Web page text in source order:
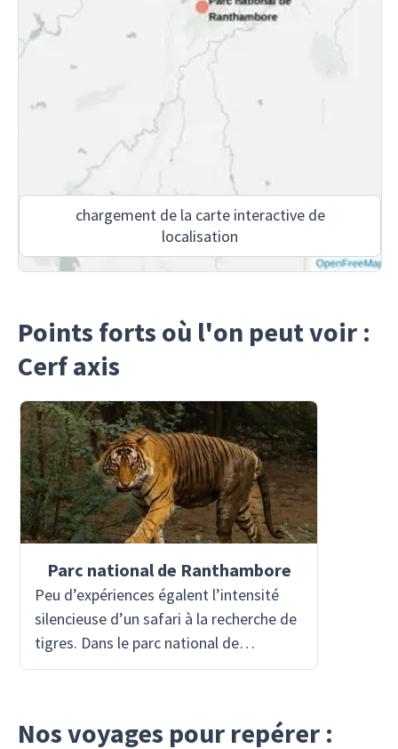
chargement de la carte interactive de
localisation
Points forts où l'on peut voir :
Cerf axis
Parc national de Ranthambore
Peu d’expériences égalent l’intensité
silencieuse d’un safari à la recherche de
tigres. Dans le parc national de
Ranthambore—ancien terrain de chasse
protègent aujourd’hui les résidents
Nos voyages pour repérer :